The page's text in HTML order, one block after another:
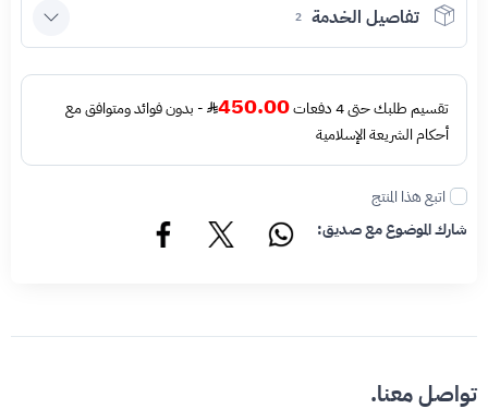
تفاصيل الخدمة 2
تقسيم طلبك حتى 4 دفعات 450.00
- بدون فوائد ومتوافق مع
أحكام الشريعة الإسلامية
اتبع هذا المنتج
شارك الموضوع مع صديق:
تواصل معنا.